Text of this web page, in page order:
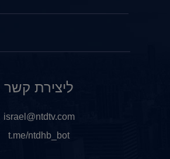
ליצירת קשר
israel@ntdtv.com
t.me/ntdhb_bot